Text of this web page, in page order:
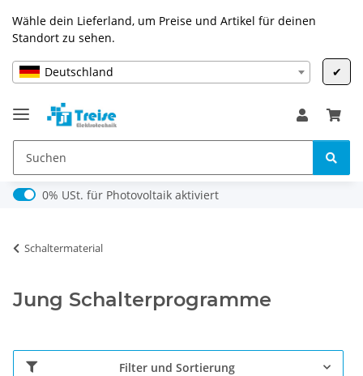
Wähle dein Lieferland, um Preise und Artikel für deinen
Standort zu sehen.
Deutschland ✔
0% USt. für Photovoltaik (§ 12 Abs. 3 UStG)
0% USt. für Photovoltaik aktiviert
Schaltermaterial
Jung Schalterprogramme
Filter und Sortierung